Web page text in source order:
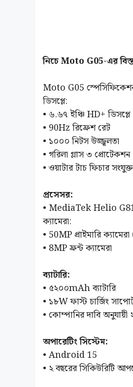
নিচে Moto G05-এর
Moto G05
ডিসপ্লে:
• ৬.৬৭ ইঞ্চি HD+ ডিসপ্লে
• 90Hz রিফ্রেশ রেট
• ১০০০ নিটস উজ্জ্বলতা
• গরিলা গ্লাস ৩ প্রোটেকশন
• ওয়াটার টাচ ফিচার সংযুক্ত
প্রসেসর:
• MediaTek Helio
ক্যামেরা:
• 50MP প্রাইমারি
• 8MP ফ্রন্ট ক্যামেরা
ব্যাটারি:
• ৫২০০mAh ব্যাটারি
• ১৮W ফাস্ট চার্জিং
• কোম্পানির দাবি অনুযায়ী
অপারেটিং সিস্টেম:
• Android 15
• ২ বছরের সিকিউরিটি